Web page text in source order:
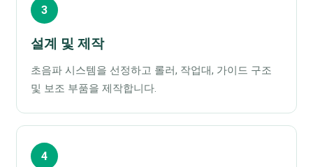
3
설계 및 제작
초음파 시스템을 선정하고 롤러, 작업대, 가이드 구조
및 보조 부품을 제작합니다.
4